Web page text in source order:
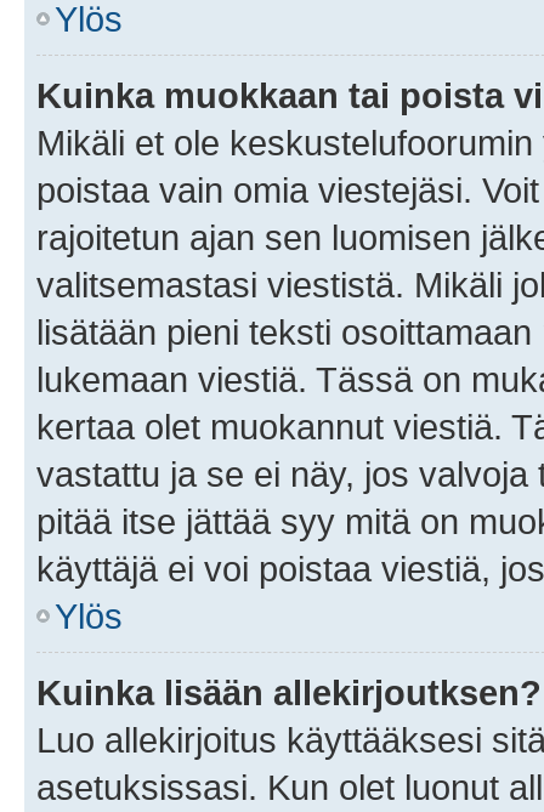
Ylös
Kuinka muokkaan tai poista
Mikäli et ole
poistaa vain omia viestejäsi.
rajoitetun ajan sen luomisen
valitsemastasi viestistä. Mikäli
lisätään pieni teksti
lukemaan viestiä. Tässä on
kertaa olet muokannut viestiä.
vastattu ja se ei näy, jos
pitää itse jättää syy mitä on
käyttäjä ei voi poistaa viestiä,
Ylös
Kuinka lisään allekirjoutksen?
Luo allekirjoitus käyttääksesi
asetuksissasi. Kun olet luonut